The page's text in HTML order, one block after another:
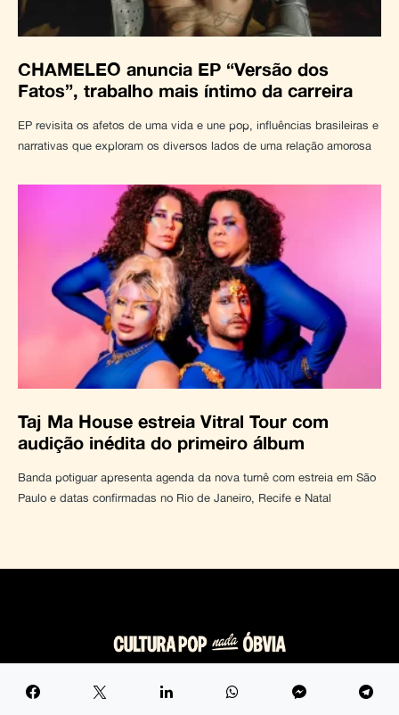
CHAMELEO anuncia EP “Versão dos
Fatos”, trabalho mais íntimo da carreira
EP revisita os afetos de uma vida e une pop, influências brasileiras e
narrativas que exploram os diversos lados de uma relação amorosa
Taj Ma House estreia Vitral Tour com
audição inédita do primeiro álbum
Banda potiguar apresenta agenda da nova turnê com estreia em São
Paulo e datas confirmadas no Rio de Janeiro, Recife e Natal